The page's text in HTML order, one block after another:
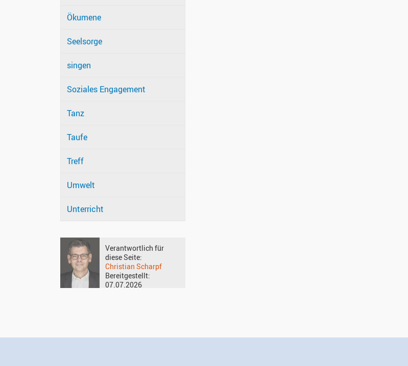
Ökumene
Seelsorge
singen
Soziales Engagement
Tanz
Taufe
Treff
Umwelt
Unterricht
Verantwortlich für
diese Seite:
Christian Scharpf
Bereitgestellt:
07.07.2026